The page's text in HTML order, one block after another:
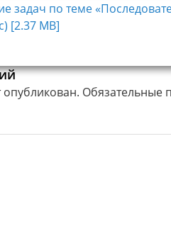
задач по теме
[2.37 MB]
Обязательные